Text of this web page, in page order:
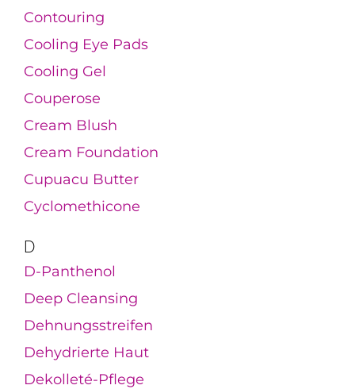
Contouring
Cooling Eye Pads
Cooling Gel
Couperose
Cream Blush
Cream Foundation
Cupuacu Butter
Cyclomethicone
D
D-Panthenol
Deep Cleansing
Dehnungsstreifen
Dehydrierte Haut
Dekolleté-Pflege